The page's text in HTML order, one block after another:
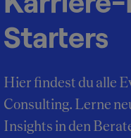
Starters
Hier findest du alle
Consulting. Lerne
Insights in den